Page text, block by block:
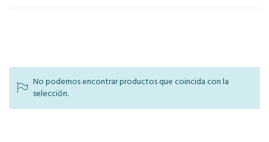
No podemos encontrar productos que coincida con la
selección.